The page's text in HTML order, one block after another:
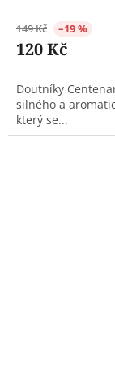
149 Kč –19 %
120 Kč
Doutníky
silného a
který se...